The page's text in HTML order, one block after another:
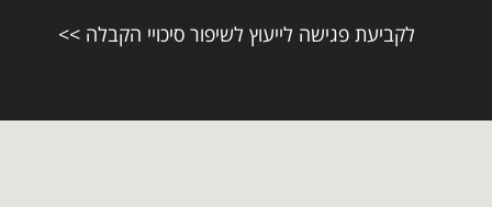
לקביעת פגישה לייעוץ לשיפור סיכויי הקבלה >>